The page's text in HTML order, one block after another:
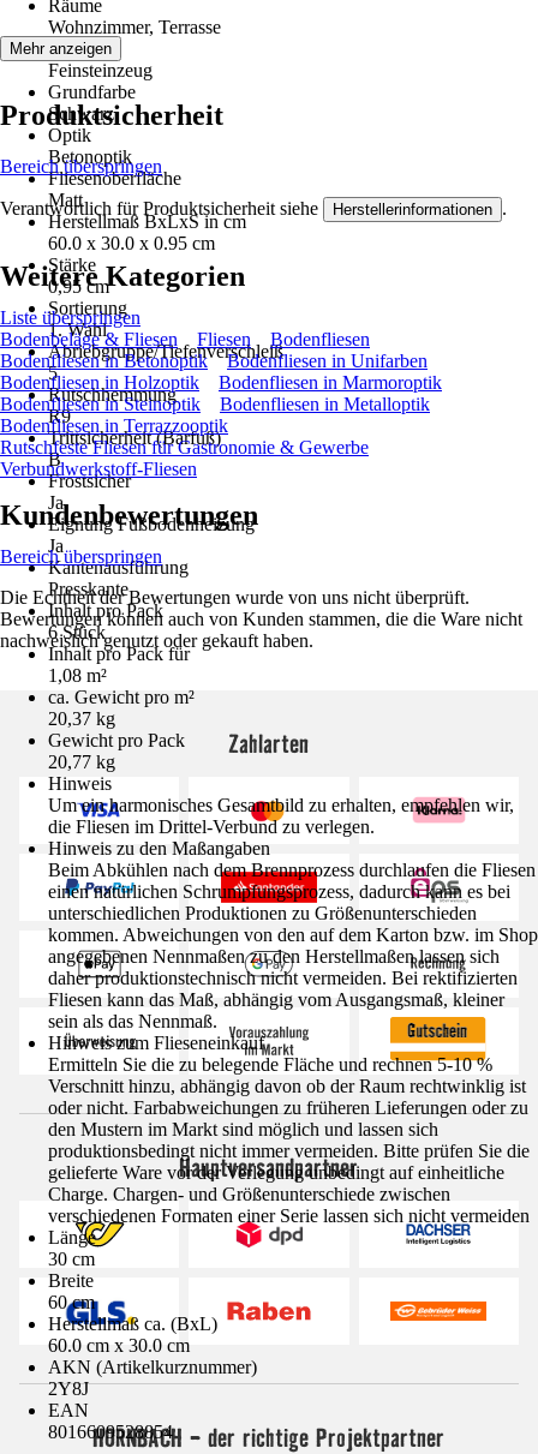
Räume
Wohnzimmer, Terrasse
Material
Feinsteinzeug
Grundfarbe
Schwarz
Optik
Betonoptik
Fliesenoberfläche
Matt
Herstellmaß BxLxS in cm
60.0 x 30.0 x 0.95 cm
Stärke
0,95 cm
Sortierung
1. Wahl
Abriebgruppe/Tiefenverschleiß
5
Rutschhemmung
R9
Trittsicherheit (Barfuß)
B
Frostsicher
Ja
Eignung Fußbodenheizung
Ja
Kantenausführung
Presskante
Inhalt pro Pack
6 Stück
Inhalt pro Pack für
1,08 m²
ca. Gewicht pro m²
20,37 kg
Gewicht pro Pack
20,77 kg
Hinweis
Um ein harmonisches Gesamtbild zu erhalten, empfehlen wir,
die Fliesen im Drittel-Verbund zu verlegen.
Hinweis zu den Maßangaben
Beim Abkühlen nach dem Brennprozess durchlaufen die Fliesen
einen natürlichen Schrumpfungsprozess, dadurch kann es bei
unterschiedlichen Produktionen zu Größenunterschieden
kommen. Abweichungen von den auf dem Karton bzw. im Shop
angegebenen Nennmaßen zu den Herstellmaßen lassen sich
daher produktionstechnisch nicht vermeiden. Bei rektifizierten
Fliesen kann das Maß, abhängig vom Ausgangsmaß, kleiner
sein als das Nennmaß.
Hinweis zum Flieseneinkauf
Ermitteln Sie die zu belegende Fläche und rechnen 5-10 %
Verschnitt hinzu, abhängig davon ob der Raum rechtwinklig ist
oder nicht. Farbabweichungen zu früheren Lieferungen oder zu
den Mustern im Markt sind möglich und lassen sich
produktionsbedingt nicht immer vermeiden. Bitte prüfen Sie die
gelieferte Ware vor der Verlegung unbedingt auf einheitliche
Charge. Chargen- und Größenunterschiede zwischen
verschiedenen Formaten einer Serie lassen sich nicht vermeiden
Länge
30 cm
Breite
60 cm
Herstellmaß ca. (BxL)
60.0 cm x 30.0 cm
AKN (Artikelkurznummer)
2Y8J
EAN
8016609528854
Mehr anzeigen
Produktsicherheit
Bereich überspringen
Verantwortlich für Produktsicherheit siehe Herstellerinformationen .
Weitere Kategorien
Liste überspringen
Bodenbeläge & Fliesen
Fliesen
Bodenfliesen
Bodenfliesen in Betonoptik
Bodenfliesen in Unifarben
Bodenfliesen in Holzoptik
Bodenfliesen in Marmoroptik
Bodenfliesen in Steinoptik
Bodenfliesen in Metalloptik
Bodenfliesen in Terrazzooptik
Rutschfeste Fliesen für Gastronomie & Gewerbe
Verbundwerkstoff-Fliesen
Kundenbewertungen
Bereich überspringen
Die Echtheit der Bewertungen wurde von uns nicht überprüft.
Bewertungen können auch von Kunden stammen, die die Ware nicht
nachweislich genutzt oder gekauft haben.
Zahlarten
Hauptversandpartner
HORNBACH - der richtige Projektpartner